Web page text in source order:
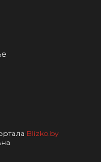
Blizko.by